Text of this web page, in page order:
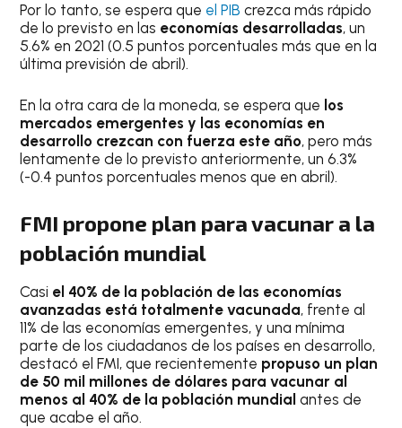
Por lo tanto, se espera que el PIB crezca más rápido
de lo previsto en las economías desarrolladas, un
5.6% en 2021 (0.5 puntos porcentuales más que en la
última previsión de abril).
En la otra cara de la moneda, se espera que los
mercados emergentes y las economías en
desarrollo crezcan con fuerza este año, pero más
lentamente de lo previsto anteriormente, un 6.3%
(-0.4 puntos porcentuales menos que en abril).
FMI propone plan para vacunar a la
población mundial
Casi el 40% de la población de las economías
avanzadas está totalmente vacunada, frente al
11% de las economías emergentes, y una mínima
parte de los ciudadanos de los países en desarrollo,
destacó el FMI, que recientemente propuso un plan
de 50 mil millones de dólares para vacunar al
menos al 40% de la población mundial antes de
que acabe el año.